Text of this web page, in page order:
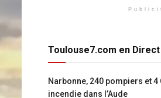
Toulouse7.com en Direct
Narbonne, 240 pompiers et 4
incendie dans l’Aude